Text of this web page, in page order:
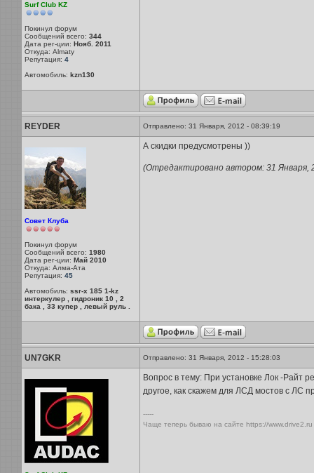
Surf Club KZ
Покинул форум
Сообщений всего: 344
Дата рег-ции: Нояб. 2011
Откуда: Almaty
Репутация: 4
Автомобиль: kzn130
REYDER Отправлено: 31 Января, 2012 - 08:39:19
Совет Клуба
Покинул форум
Сообщений всего: 1980
Дата рег-ции: Май 2010
Откуда: Алма-Ата
Репутация: 45
Автомобиль: ssr-x 185 1-kz
интеркулер , гидроник 10 , 2
бака , 33 купер , левый руль .
А скидки предусмотрены ))
(Отредактировано автором: 31 Января,
UN7GKR Отправлено: 31 Января, 2012 - 15:28:03
Вопрос в тему: При установке Лок -Райт
другое, как скажем для ЛСД мостов с ЛС
-----
Чаще теперь бываю на сайте https://www.drive2.ru